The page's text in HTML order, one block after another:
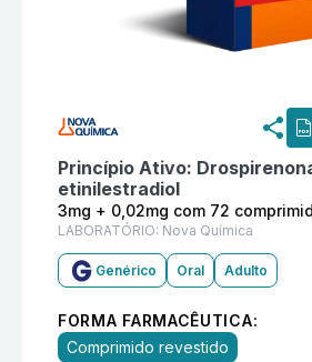
Princípio Ativo:
etinilestradiol
3mg + 0,02mg com 72
LABORATÓRIO: Nova Química
Genérico Oral Adulto
FORMA FARMACÊUTICA:
Comprimido revestido